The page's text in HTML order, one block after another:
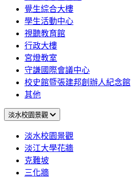
覺生綜合大樓
學生活動中心
視聽教育館
行政大樓
宮燈教室
守謙國際會議中心
校史館暨張建邦創辦人紀念館
其他
淡水校園景觀
淡水校園景觀
淡江大學花牆
克難坡
三化牆